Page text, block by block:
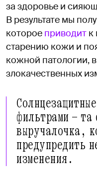
за здоровье и
В результате мы
которое приводит к
старению кожи и
кожной патологии,
злокачественных
фильтрами —
выручалочка,
предупредить
изменения.